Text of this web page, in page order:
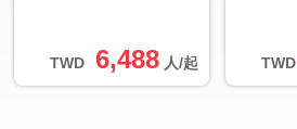
TWD 6,488 人/起 TWD